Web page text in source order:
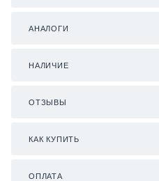
АНАЛОГИ
НАЛИЧИЕ
ОТЗЫВЫ
КАК КУПИТЬ
ОПЛАТА